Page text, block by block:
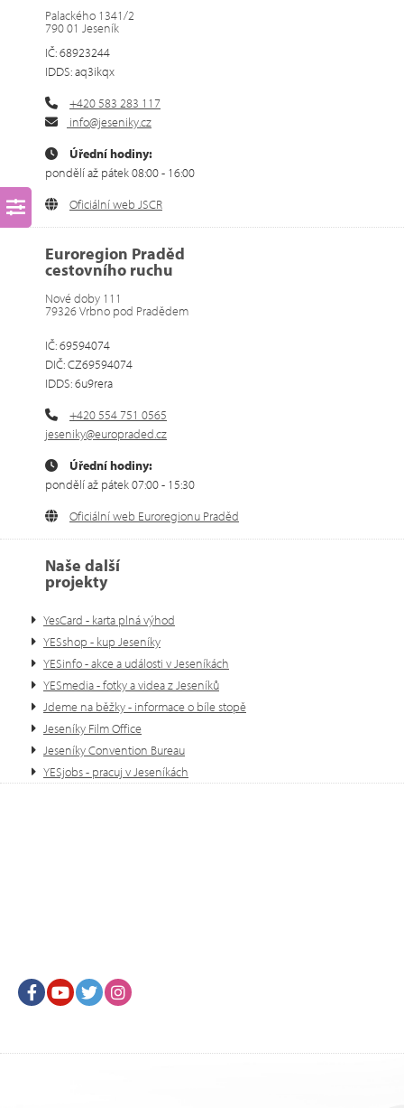
Palackého 1341/2
790 01 Jeseník
IČ: 68923244
IDDS: aq3ikqx
+420 583 283 117
info@jeseniky.cz
Úřední hodiny:
pondělí až pátek 08:00 - 16:00
Oficiální web JSCR
Euroregion Praděd
cestovního ruchu
Nové doby 111
79326 Vrbno pod Pradědem
IČ: 69594074
DIČ: CZ69594074
IDDS: 6u9rera
+420 554 751 0565
jeseniky@europraded.cz
Úřední hodiny:
pondělí až pátek 07:00 - 15:30
Oficiální web Euroregionu Praděd
Naše další
projekty
YesCard - karta plná výhod
YESshop - kup Jeseníky
YESinfo - akce a události v Jeseníkách
YESmedia - fotky a videa z Jeseníků
Jdeme na běžky - informace o bíle stopě
Jeseníky Film Office
Jeseníky Convention Bureau
YESjobs - pracuj v Jeseníkách
FacebookYoutubeTwitter